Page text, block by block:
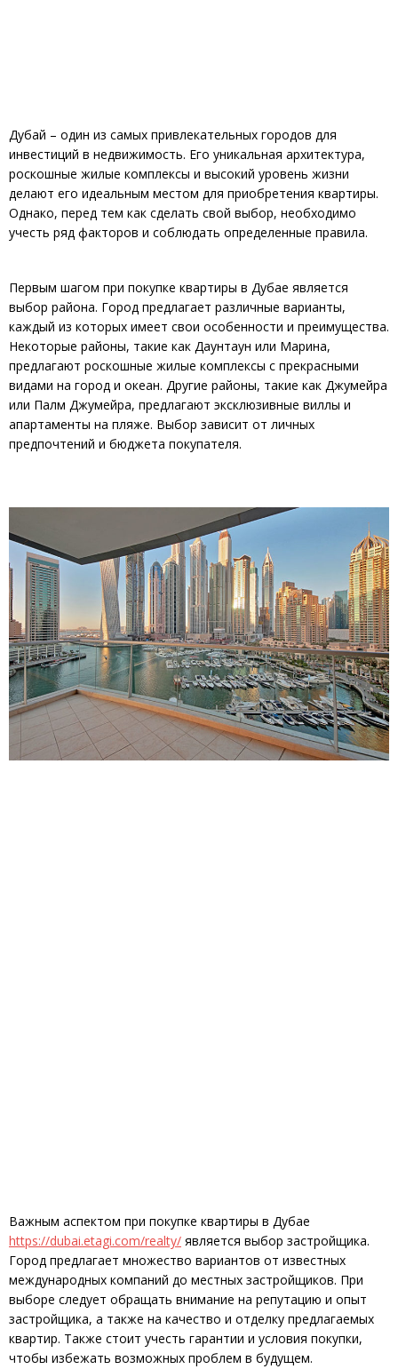
Дубай – один из самых привлекательных городов для
инвестиций в недвижимость. Его уникальная архитектура,
роскошные жилые комплексы и высокий уровень жизни
делают его идеальным местом для приобретения квартиры.
Однако, перед тем как сделать свой выбор, необходимо
учесть ряд факторов и соблюдать определенные правила.
Первым шагом при покупке квартиры в Дубае является
выбор района. Город предлагает различные варианты,
каждый из которых имеет свои особенности и преимущества.
Некоторые районы, такие как Даунтаун или Марина,
предлагают роскошные жилые комплексы с прекрасными
видами на город и океан. Другие районы, такие как Джумейра
или Палм Джумейра, предлагают эксклюзивные виллы и
апартаменты на пляже. Выбор зависит от личных
предпочтений и бюджета покупателя.
Важным аспектом при покупке квартиры в Дубае
https://dubai.etagi.com/realty/ является выбор застройщика.
Город предлагает множество вариантов от известных
международных компаний до местных застройщиков. При
выборе следует обращать внимание на репутацию и опыт
застройщика, а также на качество и отделку предлагаемых
квартир. Также стоит учесть гарантии и условия покупки,
чтобы избежать возможных проблем в будущем.